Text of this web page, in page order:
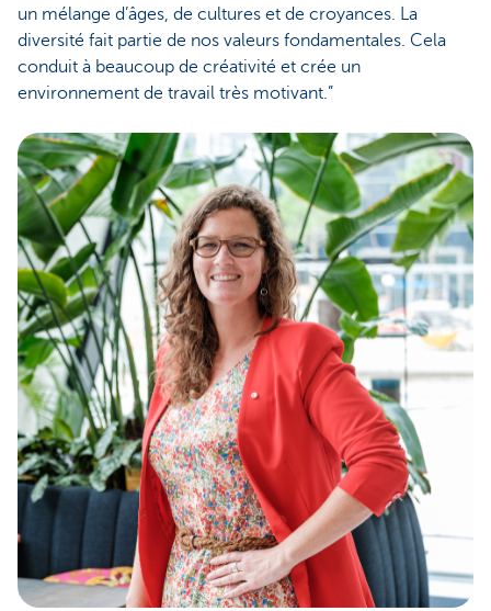
un mélange d’âges, de cultures et de croyances. La
diversité fait partie de nos valeurs fondamentales. Cela
conduit à beaucoup de créativité et crée un
environnement de travail très motivant.”